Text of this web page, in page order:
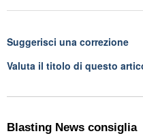
Suggerisci una correzione
Valuta il titolo di questo
Blasting News consiglia